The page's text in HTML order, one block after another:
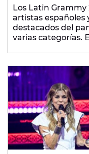
LATIN GRAMMY
MARTÍN
Los Latin Grammy
artistas españoles
destacados del
varias categorías.